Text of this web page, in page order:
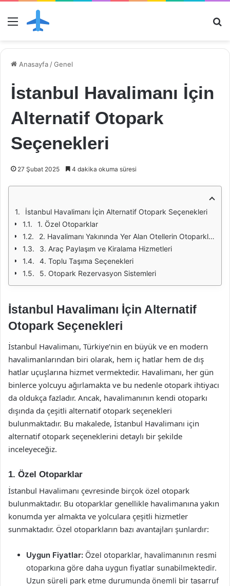
Menü
Anasayfa /Genel
İstanbul Havalimanı İçin
Alternatif Otopark
Seçenekleri
27 Şubat 2025 4 dakika okuma süresi
İstanbul Havalimanı İçin Alternatif Otopark Seçenekleri
1. Özel Otoparklar
2. Havalimanı Yakınında Yer Alan Otellerin Otoparkları
3. Araç Paylaşım ve Kiralama Hizmetleri
4. Toplu Taşıma Seçenekleri
5. Otopark Rezervasyon Sistemleri
İstanbul Havalimanı İçin Alternatif
Otopark Seçenekleri
İstanbul Havalimanı, Türkiye’nin en büyük ve en modern
havalimanlarından biri olarak, hem iç hatlar hem de dış
hatlar uçuşlarına hizmet vermektedir. Havalimanı, her gün
binlerce yolcuyu ağırlamakta ve bu nedenle otopark ihtiyacı
da oldukça fazladır. Ancak, havalimanının kendi otoparkı
dışında da çeşitli alternatif otopark seçenekleri
bulunmaktadır. Bu makalede, İstanbul Havalimanı için
alternatif otopark seçeneklerini detaylı bir şekilde
inceleyeceğiz.
1. Özel Otoparklar
İstanbul Havalimanı çevresinde birçok özel otopark
bulunmaktadır. Bu otoparklar genellikle havalimanına yakın
konumda yer almakta ve yolculara çeşitli hizmetler
sunmaktadır. Özel otoparkların bazı avantajları şunlardır:
Uygun Fiyatlar: Özel otoparklar, havalimanının resmi
otoparkına göre daha uygun fiyatlar sunabilmektedir.
Uzun süreli park etme durumunda önemli bir tasarruf